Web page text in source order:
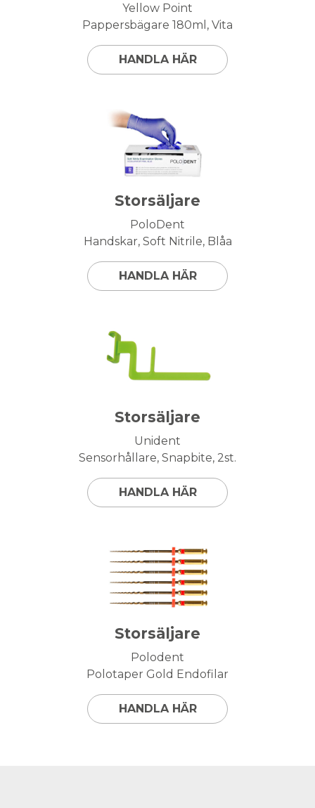
Yellow Point
Pappersbägare 180ml, Vita
HANDLA HÄR
Storsäljare
PoloDent
Handskar, Soft Nitrile, Blåa
HANDLA HÄR
Storsäljare
Unident
Sensorhållare, Snapbite, 2st.
HANDLA HÄR
Storsäljare
Polodent
Polotaper Gold Endofilar
HANDLA HÄR